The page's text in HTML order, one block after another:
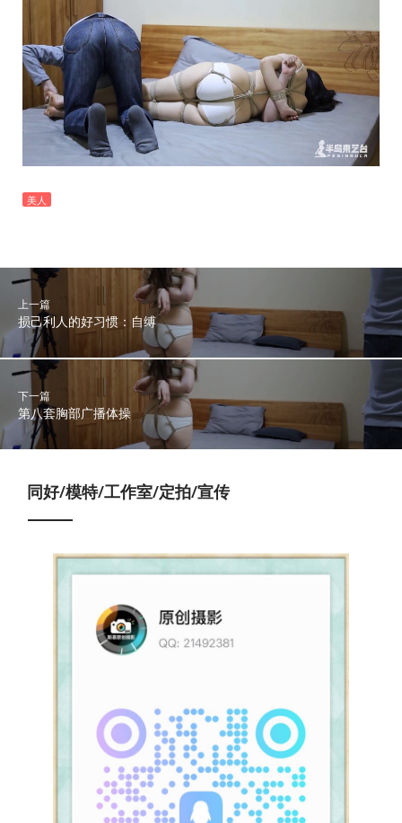
美人
上一篇
损己利人的好习惯：自缚
下一篇
第八套胸部广播体操
同好/模特/工作室/定拍/宣传